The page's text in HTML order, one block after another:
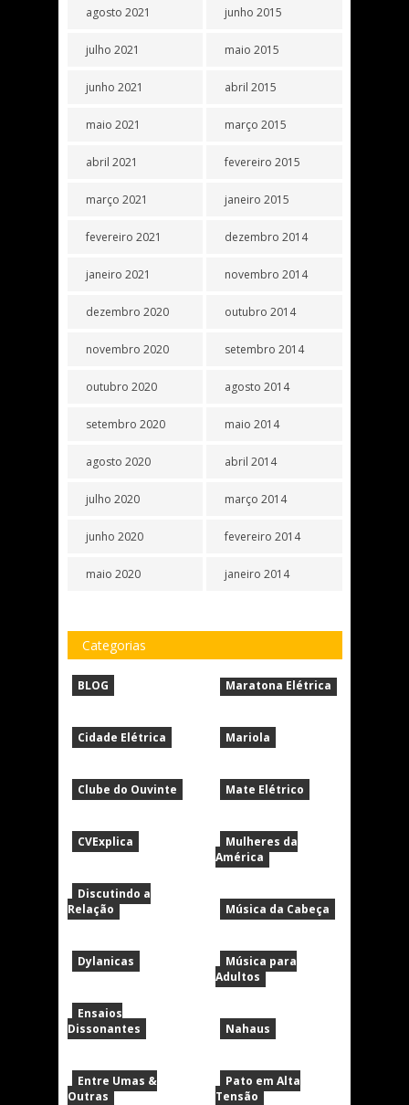
agosto 2021
julho 2021
junho 2021
maio 2021
abril 2021
março 2021
fevereiro 2021
janeiro 2021
dezembro 2020
novembro 2020
outubro 2020
setembro 2020
agosto 2020
julho 2020
junho 2020
maio 2020
junho 2015
maio 2015
abril 2015
março 2015
fevereiro 2015
janeiro 2015
dezembro 2014
novembro 2014
outubro 2014
setembro 2014
agosto 2014
maio 2014
abril 2014
março 2014
fevereiro 2014
janeiro 2014
Categorias
BLOG
Cidade Elétrica
Clube do Ouvinte
CVExplica
Discutindo a
Relação
Dylanicas
Ensaios
Dissonantes
Entre Umas &
Outras
Maratona Elétrica
Mariola
Mate Elétrico
Mulheres da
América
Música da Cabeça
Música para
Adultos
Nahaus
Pato em Alta
Tensão